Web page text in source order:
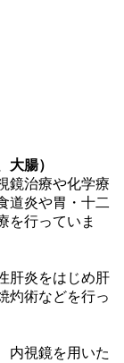
大腸）
鏡治療や化学療
道炎や胃・十二
を行っていま
肝炎をはじめ肝
灼術などを行っ
内視鏡を用いた